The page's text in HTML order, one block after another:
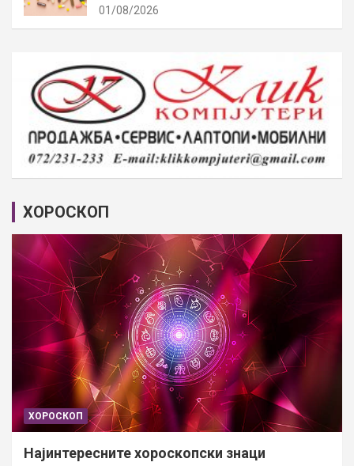
01/08/2026
ХОРОСКОП
ХОРОСКОП
Најинтересните хороскопски знаци